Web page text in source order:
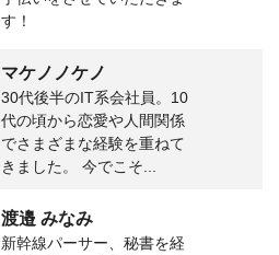
す！
マケノノケノ
30代後半のIT系会社員。10
代の頃から恋愛や人間関係
でさまざまな経験を重ねて
きました。 今でこそ...
渡邉 みなみ
新幹線パーサー、秘書を経